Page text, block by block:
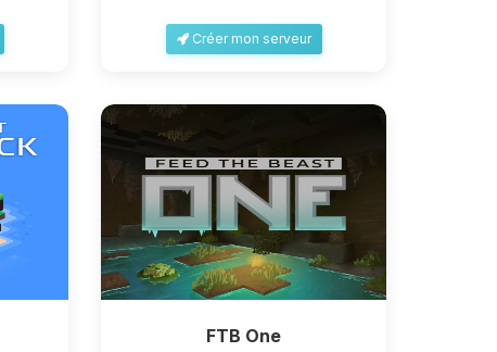
Créer mon serveur
FTB One